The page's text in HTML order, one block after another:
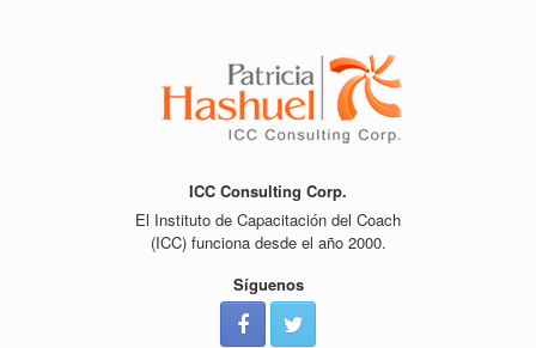
ICC Consulting Corp.
El Instituto de Capacitación del Coach
(ICC) funciona desde el año 2000.
Síguenos